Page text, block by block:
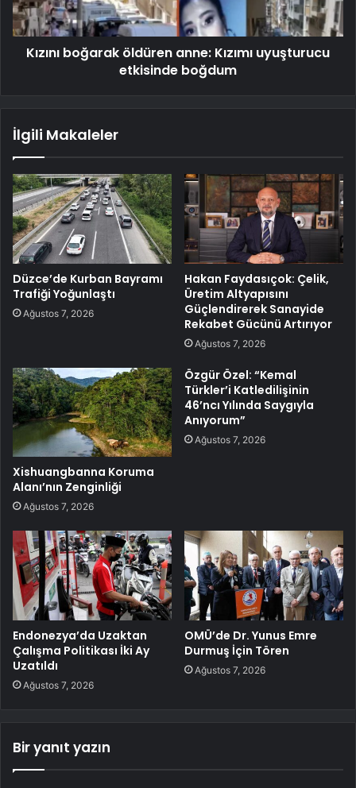
Kızını boğarak öldüren anne: Kızımı uyuşturucu
etkisinde boğdum
İlgili Makaleler
Düzce’de Kurban Bayramı
Trafiği Yoğunlaştı
Ağustos 7, 2026
Hakan Faydasıçok: Çelik,
Üretim Altyapısını
Güçlendirerek Sanayide
Rekabet Gücünü Artırıyor
Ağustos 7, 2026
Xishuangbanna Koruma
Alanı’nın Zenginliği
Ağustos 7, 2026
Özgür Özel: “Kemal
Türkler’i Katledilişinin
46’ncı Yılında Saygıyla
Anıyorum”
Ağustos 7, 2026
Endonezya’da Uzaktan
Çalışma Politikası İki Ay
Uzatıldı
Ağustos 7, 2026
OMÜ’de Dr. Yunus Emre
Durmuş İçin Tören
Ağustos 7, 2026
Bir yanıt yazın